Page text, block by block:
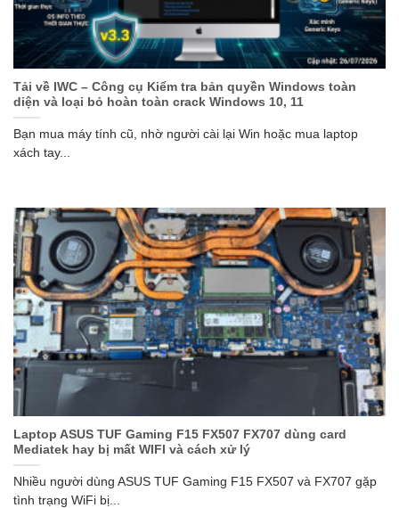
Tải về IWC – Công cụ Kiểm tra bản quyền Windows toàn
diện và loại bỏ hoàn toàn crack Windows 10, 11
Bạn mua máy tính cũ, nhờ người cài lại Win hoặc mua laptop
xách tay...
Laptop ASUS TUF Gaming F15 FX507 FX707 dùng card
Mediatek hay bị mất WIFI và cách xử lý
Nhiều người dùng ASUS TUF Gaming F15 FX507 và FX707 gặp
tình trạng WiFi bị...